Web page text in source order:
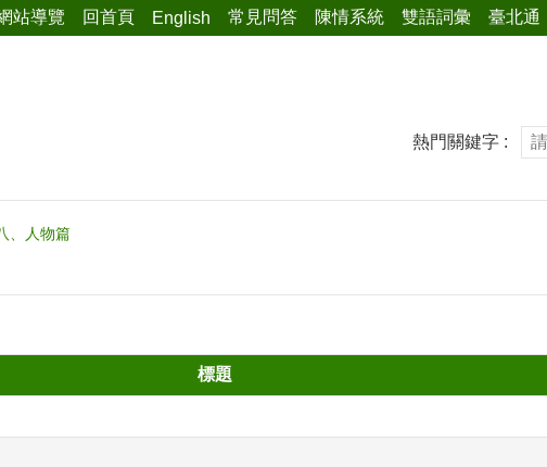
站導覽 回首頁 English 常見問答 陳情系統 雙語詞彙 臺北通
熱門關鍵字
、人物篇
標題